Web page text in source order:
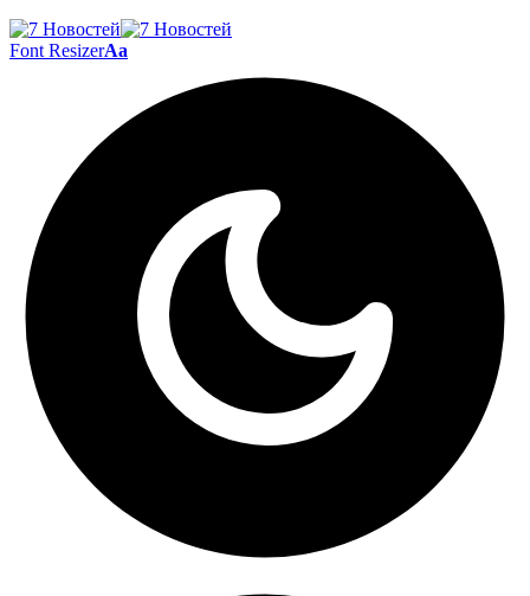
Font ResizerAa